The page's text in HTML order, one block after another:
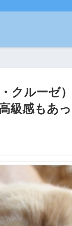
クルーゼ
級感もあ